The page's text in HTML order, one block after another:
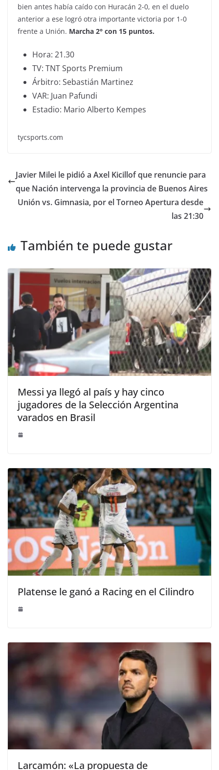
bien antes había caído con Huracán 2-0, en el duelo
anterior a ese logró otra importante victoria por 1-0
frente a Unión. Marcha 2° con 15 puntos.
Hora: 21.30
TV: TNT Sports Premium
Árbitro: Sebastián Martinez
VAR: Juan Pafundi
Estadio: Mario Alberto Kempes
tycsports.com
Javier Milei le pidió a Axel Kicillof que renuncie para
que Nación intervenga la provincia de Buenos Aires
Unión vs. Gimnasia, por el Torneo Apertura desde
las 21:30
También te puede gustar
Messi ya llegó al país y hay cinco
jugadores de la Selección Argentina
varados en Brasil
Platense le ganó a Racing en el Cilindro
Larcamón: «La propuesta de